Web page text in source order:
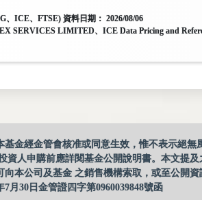
、ICE、FTSE) 資料日期： 2026/08/06
SERVICES LIMITED、ICE Data Pricing and
基金經金管會核准或同意生效，惟不表示絕
資人申購前應詳閱基金公開說明書。本文提
向本公司及基金 之銷售機構索取，或至公開
月30日金管證四字第0960039848號函